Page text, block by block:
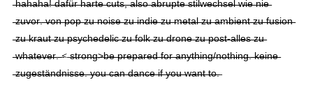
̶̶h̶̶a̶̶h̶̶a̶̶h̶̶a̶̶!̶̶ ̶̶d̶̶a̶̶f̶̶ü̶̶r̶̶ ̶̶h̶̶a̶̶r̶̶t̶̶e̶̶ ̶̶c̶̶u̶̶t̶̶s̶̶,̶̶ ̶̶a̶̶l̶̶s̶̶o̶̶ ̶̶a̶̶b̶̶r̶̶u̶̶p̶̶t̶̶e̶̶ ̶̶s̶̶t̶̶i̶̶l̶̶w̶̶e̶̶c̶̶h̶̶s̶̶e̶̶l̶̶ ̶̶w̶̶i̶̶e̶̶ ̶̶n̶̶i̶̶e̶̶
̶̶z̶̶u̶̶v̶̶o̶̶r̶̶.̶̶ ̶̶v̶̶o̶̶n̶̶ ̶̶p̶̶o̶̶p̶̶ ̶̶z̶̶u̶̶ ̶̶n̶̶o̶̶i̶̶s̶̶e̶̶ ̶̶z̶̶u̶̶ ̶̶i̶̶n̶̶d̶̶i̶̶e̶̶ ̶̶z̶̶u̶̶ ̶̶m̶̶e̶̶t̶̶a̶̶l̶̶ ̶̶z̶̶u̶̶ ̶̶a̶̶m̶̶b̶̶i̶̶e̶̶n̶̶t̶̶ ̶̶z̶̶u̶̶ ̶̶f̶̶u̶̶s̶̶i̶̶o̶̶n̶̶
̶̶z̶̶u̶̶ ̶̶k̶̶r̶̶a̶̶u̶̶t̶̶ ̶̶z̶̶u̶̶ ̶̶p̶̶s̶̶y̶̶c̶̶h̶̶e̶̶d̶̶e̶̶l̶̶i̶̶c̶̶ ̶̶z̶̶u̶̶ ̶̶f̶̶o̶̶l̶̶k̶̶ ̶̶z̶̶u̶̶ ̶̶d̶̶r̶̶o̶̶n̶̶e̶̶ ̶̶z̶̶u̶̶ ̶̶p̶̶o̶̶s̶̶t̶-̶a̶̶l̶̶l̶̶e̶̶s̶̶ ̶̶z̶̶u̶̶
̶̶w̶̶h̶̶a̶̶t̶̶e̶̶v̶̶e̶̶r̶̶.̶̶ ̶< ̶s̶̶t̶̶r̶̶o̶̶n̶̶g̶>̶b̶̶e̶̶ ̶̶p̶̶r̶̶e̶̶p̶̶a̶̶r̶̶e̶̶d̶̶ ̶̶f̶̶o̶̶r̶̶ ̶̶a̶̶n̶̶y̶̶t̶̶h̶̶i̶̶n̶̶g̶/̶n̶̶o̶̶t̶̶h̶̶i̶̶n̶̶g̶̶.̶̶ ̶̶k̶̶e̶̶i̶̶n̶̶e̶̶
̶̶z̶̶u̶̶g̶̶e̶̶s̶̶t̶̶ä̶̶n̶̶d̶̶n̶̶i̶̶s̶̶s̶̶e̶̶.̶̶ ̶̶y̶̶o̶̶u̶̶ ̶̶c̶̶a̶̶n̶̶ ̶̶d̶̶a̶̶n̶̶c̶̶e̶̶ ̶̶i̶̶f̶̶ ̶̶y̶̶o̶̶u̶̶ ̶̶w̶̶a̶̶n̶̶t̶̶ ̶̶t̶̶o̶̶.̶